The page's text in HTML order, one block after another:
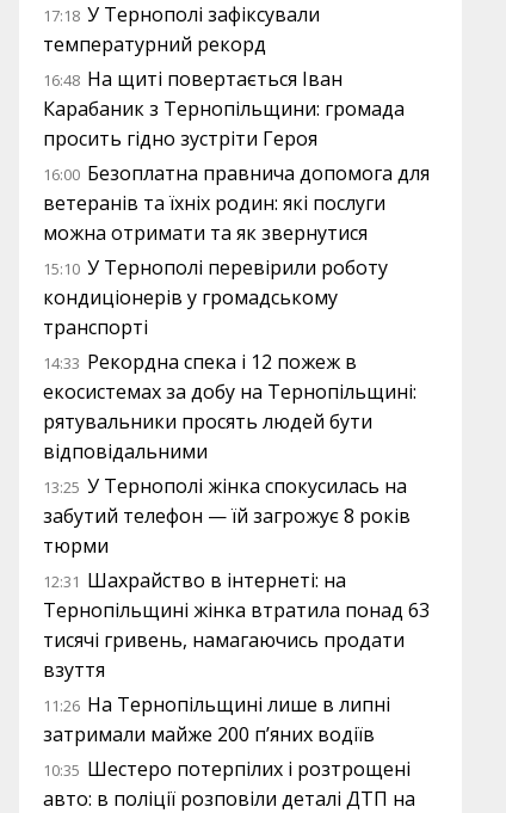
17:18 У Тернополі зафіксували
температурний рекорд
16:48 На щиті повертається Іван
Карабаник з Тернопільщини: громада
просить гідно зустріти Героя
16:00 Безоплатна правнича допомога для
ветеранів та їхніх родин: які послуги
можна отримати та як звернутися
15:10 У Тернополі перевірили роботу
кондиціонерів у громадському
транспорті
14:33 Рекордна спека і 12 пожеж в
екосистемах за добу на Тернопільщині:
рятувальники просять людей бути
відповідальними
13:25 У Тернополі жінка спокусилась на
забутий телефон — їй загрожує 8 років
тюрми
12:31 Шахрайство в інтернеті: на
Тернопільщині жінка втратила понад 63
тисячі гривень, намагаючись продати
взуття
11:26 На Тернопільщині лише в липні
затримали майже 200 п’яних водіїв
10:35 Шестеро потерпілих і розтрощені
авто: в поліції розповіли деталі ДТП на